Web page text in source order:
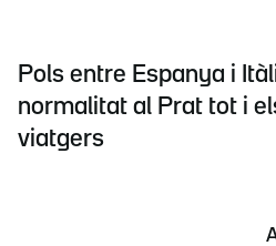
Pols entre Espanya i
normalitat al Prat tot i
viatgers